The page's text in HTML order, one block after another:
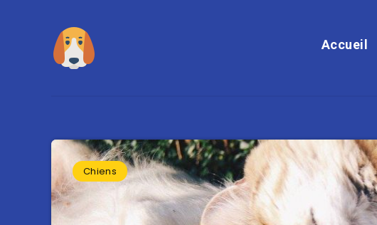
Accueil
Chiens